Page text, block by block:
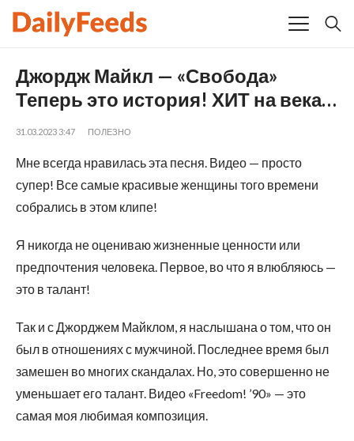
Джордж Майкл — «Свобода»
Теперь это история! ХИТ на века…
31.03.2023 3:47 ПОЛЕЗНО
Мне всегда нравилась эта песня. Видео — просто
супер! Все самые красивые женщины того времени
собрались в этом клипе!
Я никогда не оцениваю жизненные ценности или
предпочтения человека. Первое, во что я влюбляюсь —
это в талант!
Так и с Джорджем Майклом, я наслышана о том, что он
был в отношениях с мужчиной. Последнее время был
замешен во многих скандалах. Но, это совершенно не
уменьшает его талант. Видео «Freedom! ’90» — это
самая моя любимая композиция.